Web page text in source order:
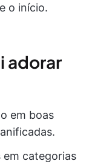
o início.
adorar
em boas
em categorias